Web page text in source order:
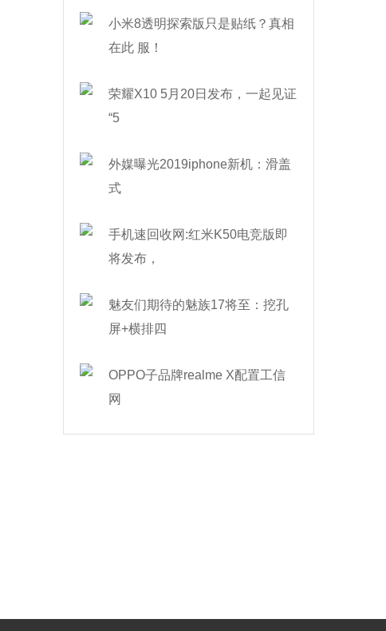
小米8透明探索版只是贴纸？真相
在此 服！
荣耀X10 5月20日发布，一起见证
“5
外媒曝光2019iphone新机：滑盖
式
手机速回收网:红米K50电竞版即
将发布，
魅友们期待的魅族17将至：挖孔
屏+横排四
OPPO子品牌realme X配置工信
网